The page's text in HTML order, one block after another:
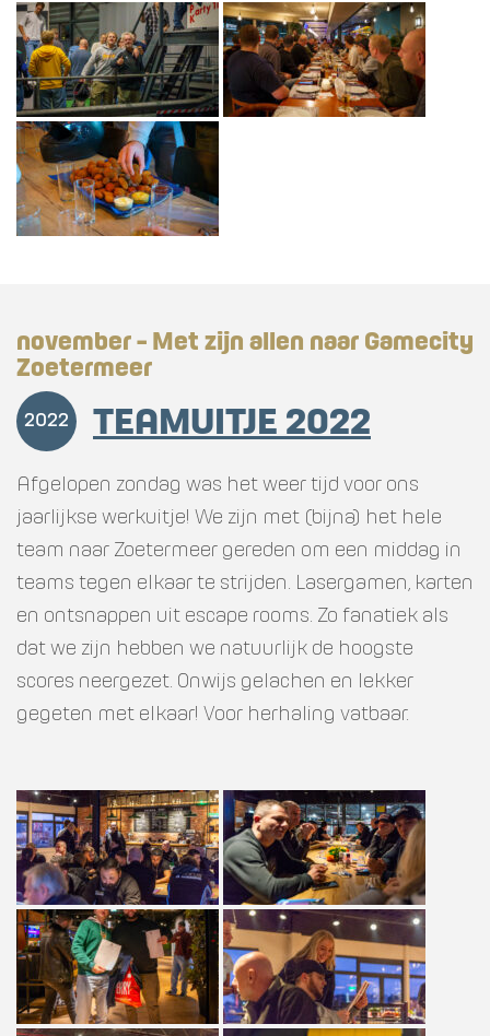
november - Met zijn allen naar Gamecity
Zoetermeer
2022 TEAMUITJE 2022
Afgelopen zondag was het weer tijd voor ons
jaarlijkse werkuitje! We zijn met (bijna) het hele
team naar Zoetermeer gereden om een middag in
teams tegen elkaar te strijden. Lasergamen, karten
en ontsnappen uit escape rooms. Zo fanatiek als
dat we zijn hebben we natuurlijk de hoogste
scores neergezet. Onwijs gelachen en lekker
gegeten met elkaar! Voor herhaling vatbaar.